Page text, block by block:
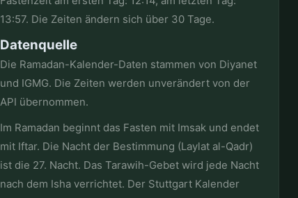
13:57. Die Zeiten ändern sich über 30 Tage.
Datenquelle
Die Ramadan-Kalender-Daten stammen von Diyanet
und IGMG. Die Zeiten werden unverändert von der
API übernommen.
Im Ramadan beginnt das Fasten mit Imsak und endet
mit Iftar. Die Nacht der Bestimmung (Laylat al-Qadr)
ist die 27. Nacht. Das Tarawih-Gebet wird jede Nacht
nach dem Isha verrichtet. Der Stuttgart Kalender